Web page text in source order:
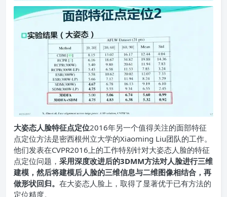
大姿态人脸特征点定位2016年另一个值得关注的面部特征
点定位方法是密西根州立大学的Xiaoming Liu团队的工作。
他们发表在CVPR2016上的工作特别针对大姿态人脸的特征
点定位问题， 采用深度改进后的3DMM方法对人脸进行三维
建模，然后将建模后人脸的三维信息与二维图像相结合，再
做形状回归。 在大姿态人脸上，取得了显著优于已有方法的
定位精度。